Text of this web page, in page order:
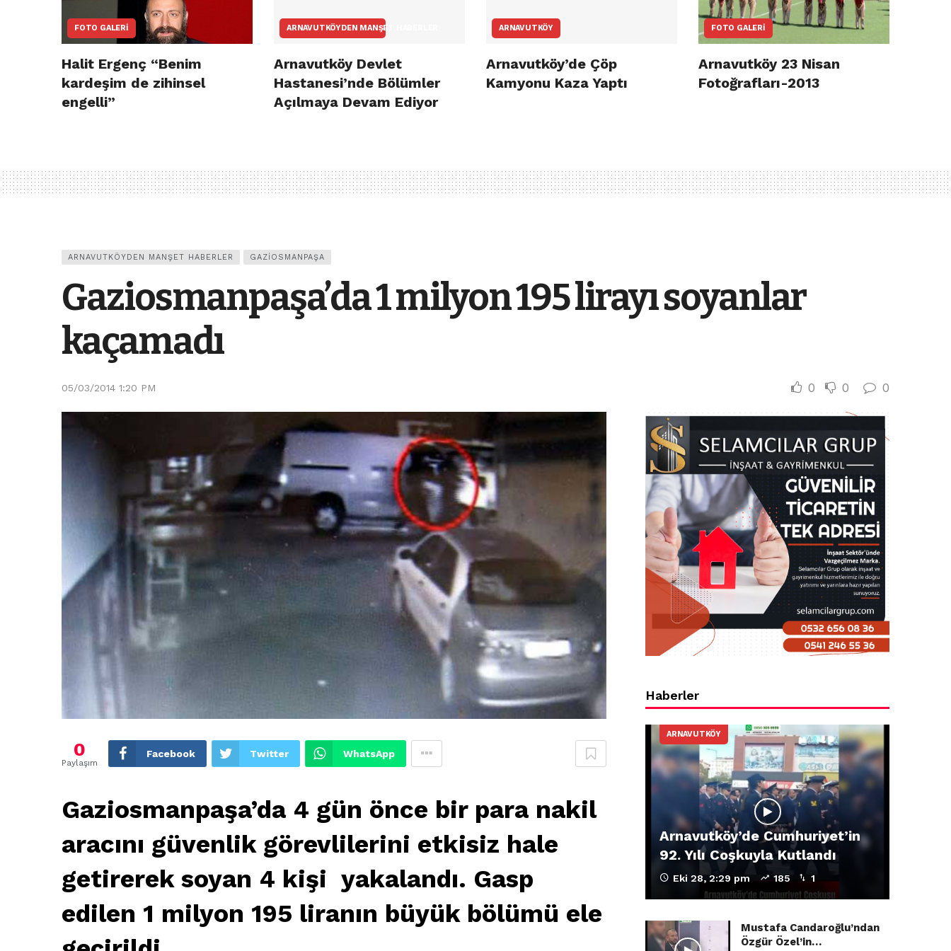
FOTO GALERI
Halit Ergenç “Benim
kardeşim de zihinsel
engelli”
ARNAVUTKÖYDEN MANŞET HABERLER
Arnavutköy Devlet
Hastanesi’nde Bölümler
Açılmaya Devam Ediyor
ARNAVUTKÖY
Arnavutköy’de Çöp
Kamyonu Kaza Yaptı
FOTO GALERI
Arnavutköy 23 Nisan
Fotoğrafları-2013
ARNAVUTKÖYDEN MANŞET HABERLER GAZIOSMANPAŞA
Gaziosmanpaşa’da 1 milyon 195 lirayı soyanlar
kaçamadı
05/03/2014 1:20 PM 0 0 0
0
Paylaşım
Facebook Twitter WhatsApp
Gaziosmanpaşa’da 4 gün önce bir para nakil
aracını güvenlik görevlilerini etkisiz hale
getirerek soyan 4 kişi yakalandı. Gasp
edilen 1 milyon 195 liranın büyük bölümü ele
Haberler
ARNAVUTKÖY
Arnavutköy’de Cumhuriyet’in
92. Yılı Coşkuyla Kutlandı
Eki 28, 2:29 pm 185 1
Mustafa Candaroğlu’ndan
Özgür Özel’in…